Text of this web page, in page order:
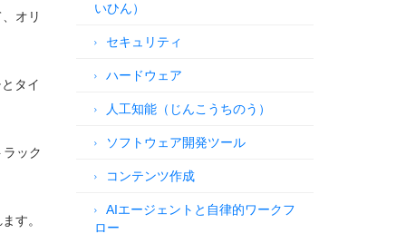
オリ
タイ
ック
す。
いひん）
セキュリティ
ハードウェア
人工知能（じんこうちのう）
ソフトウェア開発ツール
コンテンツ作成
AIエージェントと自律的ワークフ
ロー